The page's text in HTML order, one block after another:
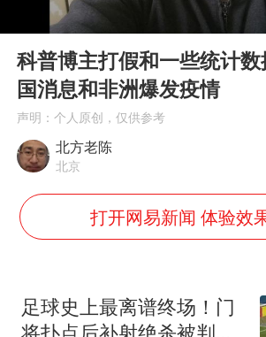
五粮液渠道价
CIA被曝已秘密
24小时不关空
中国养老床位“
U17国足1分钟
Play
00:00
科普博主打假和一些统计
国消息和非洲爆发疫情
声明：个人原创，仅供参考
北方老陈
北京
打开网易新闻 体验效
足球史上最离谱终场！门
将扑点后补射绝杀被判无